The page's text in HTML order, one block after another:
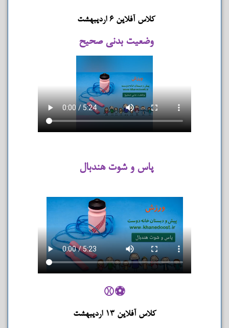
کلاس آفلاین ۶ اردیبهشت
وضعیت بدنی صحیح
پاس و شوت هندبال
⚽⚾
کلاس آفلاین 13 اردیبهشت